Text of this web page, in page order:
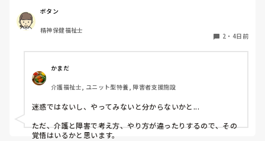
やはり迷惑でしょうか？
ボタン
精神保健福祉士
2 ・ 4日前
かまだ
介護福祉士, ユニット型特養, 障害者支援施設
迷惑ではないし、やってみないと分からないかと...
ただ、介護と障害で考え方、やり方が違ったりするので、その
覚悟はいるかと思います。